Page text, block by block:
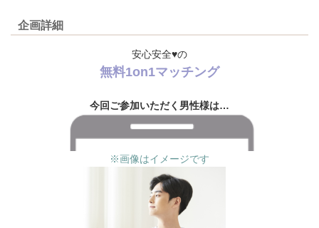
企画詳細
安心安全♥の
無料1on1マッチング
今回ご参加いただく男性様は…
※画像はイメージです